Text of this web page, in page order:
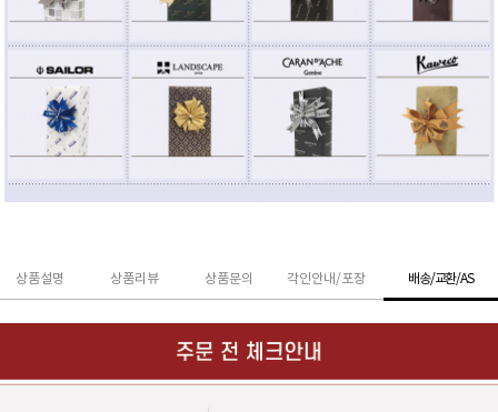
상품설명 상품리뷰 상품문의 각인안내/포장 배송/교환/AS